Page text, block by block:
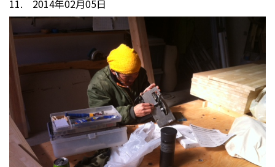
11. 2014年02月05日